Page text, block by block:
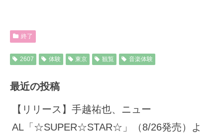
終了
2607 体験 東京 観覧 音楽体験
最近の投稿
【リリース】手越祐也、ニュー
AL「☆SUPER☆STAR☆」（8/26発売）よ